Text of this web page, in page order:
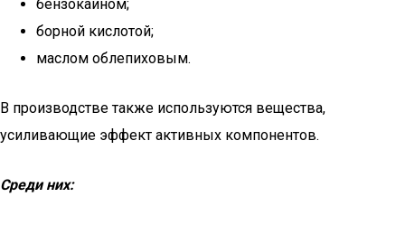
бензокаином;
борной кислотой;
маслом облепиховым.
В производстве также используются вещества,
усиливающие эффект активных компонентов.
Среди них: